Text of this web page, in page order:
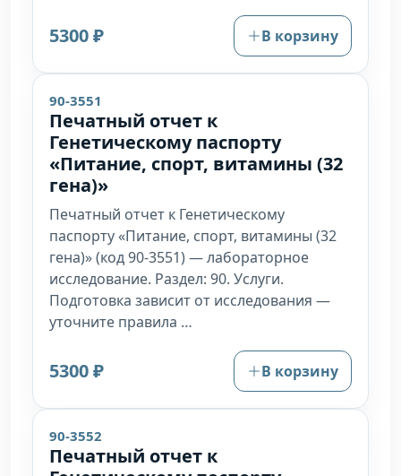
5300 ₽ В корзину
90-3551
Печатный отчет к
Генетическому паспорту
«Питание, спорт, витамины (32
гена)»
Печатный отчет к Генетическому
паспорту «Питание, спорт, витамины (32
гена)» (код 90-3551) — лабораторное
исследование. Раздел: 90. Услуги.
Подготовка зависит от исследования —
уточните правила …
5300 ₽ В корзину
90-3552
Печатный отчет к